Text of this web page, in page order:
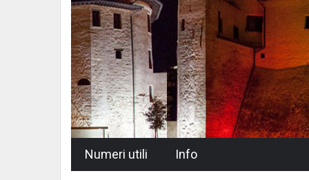
Numeri utili Info